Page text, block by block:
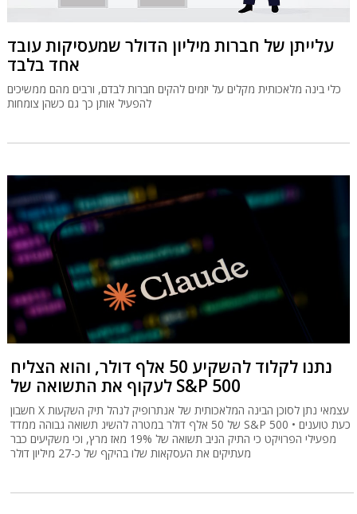
עלייתן של חברות מיליון הדולר שמעסיקות עובד
אחד בלבד
כלי בינה מלאכותית מקלים על יזמים להקים חברות לבדם, ורבים מהם ממשיכים
להפעיל אותן כך גם כשהן צומחות
נתנו לקלוד להשקיע 50 אלף דולר, והוא הצליח
לעקוף את התשואה של S&P 500
חשבון X עצמאי נתן לסוכן הבינה המלאכותית של אנתרופיק לנהל תיק השקעות
של 50 אלף דולר במטרה להשיג תשואה גבוהה ממדד S&P 500 • כעת טוענים
מפעילי הפרויקט כי התיק הניב תשואה של 19% מאז מרץ, וכי משקיעים כבר
מעתיקים את העסקאות שלו בהיקף של כ-27 מיליון דולר